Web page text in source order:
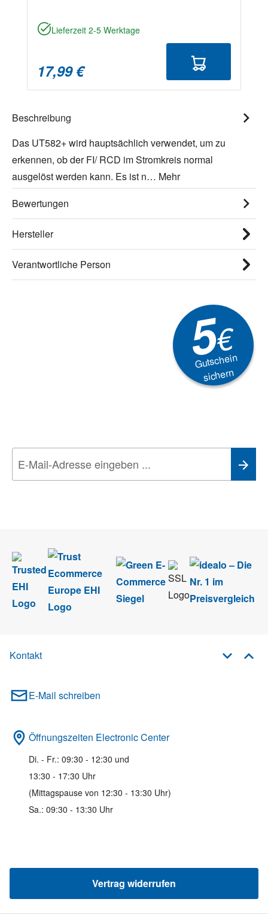
Lieferzeit 2-5 Werktage
17,99 €
Beschreibung
Das UT582+ wird hauptsächlich verwendet, um zu
erkennen, ob der FI/ RCD im Stromkreis normal
ausgelöst werden kann. Es ist n… Mehr
Bewertungen
Hersteller
Verantwortliche Person
5€
Gutschein
sichern
Kontakt
E-Mail schreiben
Öffnungszeiten Electronic Center
Di. - Fr.: 09:30 - 12:30 und
13:30 - 17:30 Uhr
(Mittagspause von 12:30 - 13:30 Uhr)
Sa.: 09:30 - 13:30 Uhr
Vertrag widerrufen